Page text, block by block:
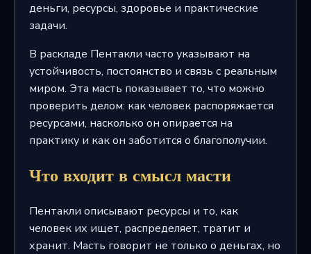
деньги, ресурсы, здоровье и практические
задачи.
В раскладе Пентакли часто указывают на
устойчивость, постоянство и связь с реальным
миром. Эта масть показывает то, что можно
проверить делом: как человек распоряжается
ресурсами, насколько он опирается на
практику и как он заботится о благополучии.
Что входит в смысл масти
Пентакли описывают ресурсы и то, как
человек их ищет, распределяет, тратит и
хранит. Масть говорит не только о деньгах, но